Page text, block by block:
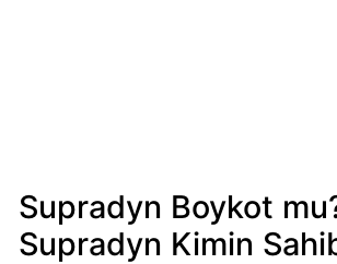
Pizza
Supradyn Boykot
Supradyn Kimin